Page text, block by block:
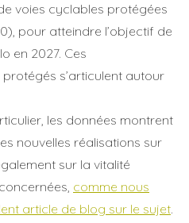
voies cyclables protégées
pour atteindre l’objectif de
en 2027. Ces
s’articulent autour
les données montrent
nouvelles réalisations sur
sur la vitalité
comme nous
article de blog sur le sujet.